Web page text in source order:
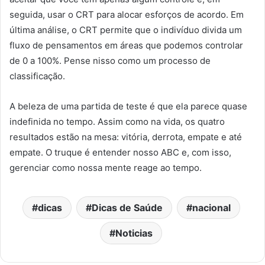
seguida, usar o CRT para alocar esforços de acordo. Em
última análise, o CRT permite que o indivíduo divida um
fluxo de pensamentos em áreas que podemos controlar
de 0 a 100%. Pense nisso como um processo de
classificação.
A beleza de uma partida de teste é que ela parece quase
indefinida no tempo. Assim como na vida, os quatro
resultados estão na mesa: vitória, derrota, empate e até
empate. O truque é entender nosso ABC e, com isso,
gerenciar como nossa mente reage ao tempo.
dicas Dicas de Saúde nacional
Noticias